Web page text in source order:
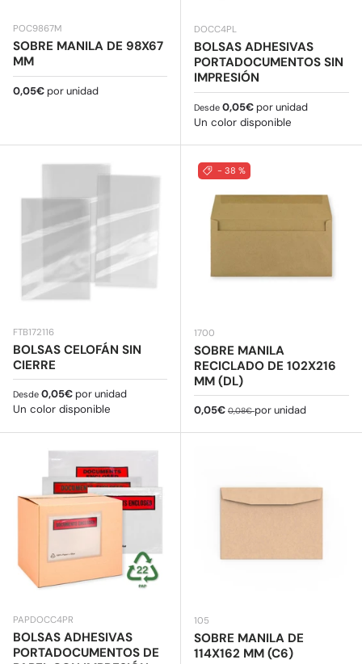
POC9867M
SOBRE MANILA DE 98X67
MM
Precio normal
0,05€ por unidad
DOCC4PL
BOLSAS ADHESIVAS
PORTADOCUMENTOS SIN
IMPRESIÓN
Precio normal
Desde 0,05€ por unidad
Un color disponible
FTB172116
BOLSAS CELOFÁN SIN
CIERRE
Precio normal
Desde 0,05€ por unidad
Un color disponible
- 38 %
1700
SOBRE MANILA
RECICLADO DE 102X216
MM (DL)
Precio de venta
0,05€ Precio normal
0,08€por unidad
PAPDOCC4PR
BOLSAS ADHESIVAS
PORTADOCUMENTOS DE
105
SOBRE MANILA DE
114X162 MM (C6)